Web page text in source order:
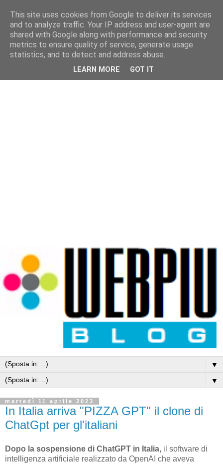
▼
▼
martedì 11 aprile 2023
In Italia arriva "PIZZA GPT" il clone di
ChatGpt per gl'italiani
Dopo la sospensione di ChatGPT in Italia, il software di
intelligenza artificiale realizzato da OpenAI che aveva
This site uses cookies from Google to deliver its services
and to analyze traffic. Your IP address and user-agent are
shared with Google along with performance and security
metrics to ensure quality of service, generate usage
statistics, and to detect and address abuse.
LEARN MORE GOT IT